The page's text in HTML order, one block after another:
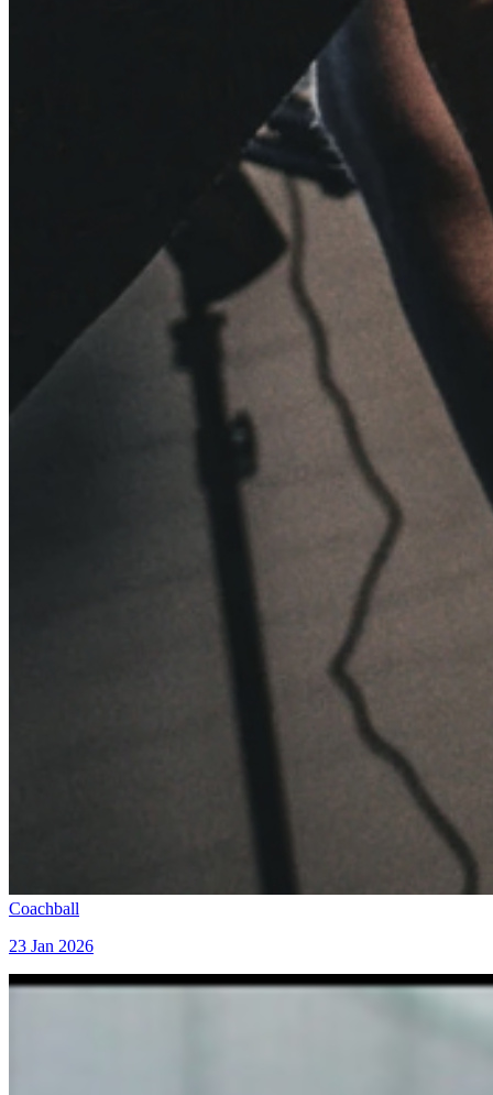
Coachball
23 Jan 2026